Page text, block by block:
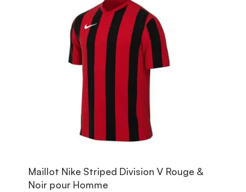
Maillot Nike Striped Division V Rouge &
Noir pour Homme